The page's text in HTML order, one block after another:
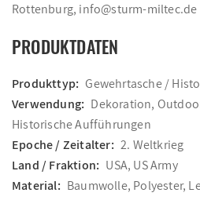
Rottenburg, info@sturm-miltec.de
PRODUKTDATEN
Produkttyp: Gewehrtasche /
Verwendung: Dekoration,
Historische Aufführungen
Epoche / Zeitalter: 2. Weltkrieg
Land / Fraktion: USA, US Army
Material: Baumwolle, Polyester,